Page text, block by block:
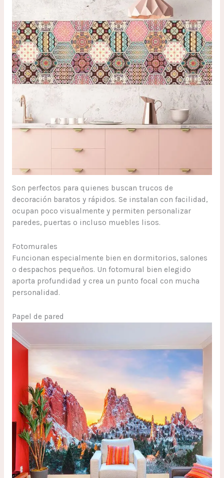
Son perfectos para quienes buscan trucos de
decoración baratos y rápidos. Se instalan con facilidad,
ocupan poco visualmente y permiten personalizar
paredes, puertas o incluso muebles lisos.
Fotomurales
Funcionan especialmente bien en dormitorios, salones
o despachos pequeños. Un fotomural bien elegido
aporta profundidad y crea un punto focal con mucha
personalidad.
Papel de pared